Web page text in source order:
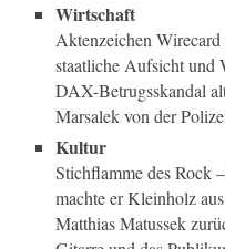
Wirtschaft
Aktenzeichen
staatliche Aufsicht und
DAX-Betrugsskandal
Marsalek von der
Kultur
Stichflamme des Rock
machte er Kleinholz
Matthias Matussek